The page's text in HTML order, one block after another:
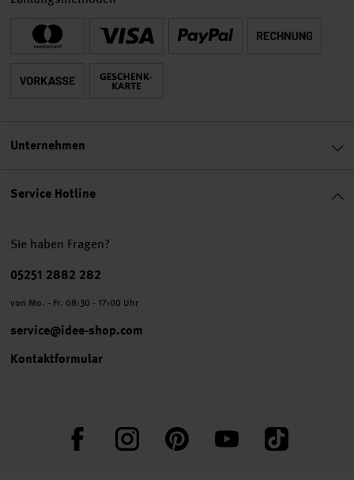
Service Hotline
Sie haben Fragen?
Telefonnummer
05251 2882 282
von Mo. - Fr. 08:30 - 17:00 Uhr
service@idee-shop.com
Kontaktformular
FacebookInstagram PinterestYouTube TikTok
Unternehmen